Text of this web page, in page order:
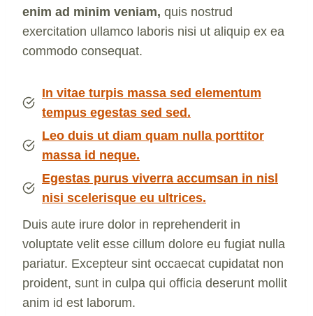
enim ad minim veniam, quis nostrud
exercitation ullamco laboris nisi ut aliquip ex ea
commodo consequat.
In vitae turpis massa sed elementum
tempus egestas sed sed.
Leo duis ut diam quam nulla porttitor
massa id neque.
Egestas purus viverra accumsan in nisl
nisi scelerisque eu ultrices.
Duis aute irure dolor in reprehenderit in
voluptate velit esse cillum dolore eu fugiat nulla
pariatur. Excepteur sint occaecat cupidatat non
proident, sunt in culpa qui officia deserunt mollit
anim id est laborum.